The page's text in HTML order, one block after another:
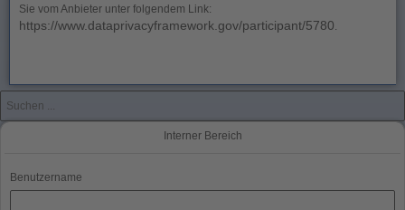
Sie vom Anbieter unter folgendem Link:
https://www.dataprivacyframework.gov/participant/5780.
Interner Bereich
Benutzername